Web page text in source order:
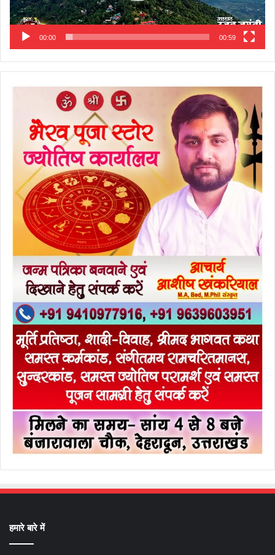
00:00 00:59
हमारे बारे में